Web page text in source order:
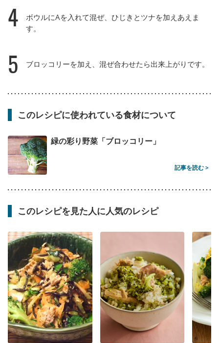
4
ボウルにAを入れて混ぜ、ひじきとツナを加えあえま
す。
5 ブロッコリーを加え、混ぜ合わせたら出来上がりです。
このレシピに使われている食材について
緑の彩り野菜「ブロッコリー」
記事を読む >
このレシピを見た人に人気のレシピ